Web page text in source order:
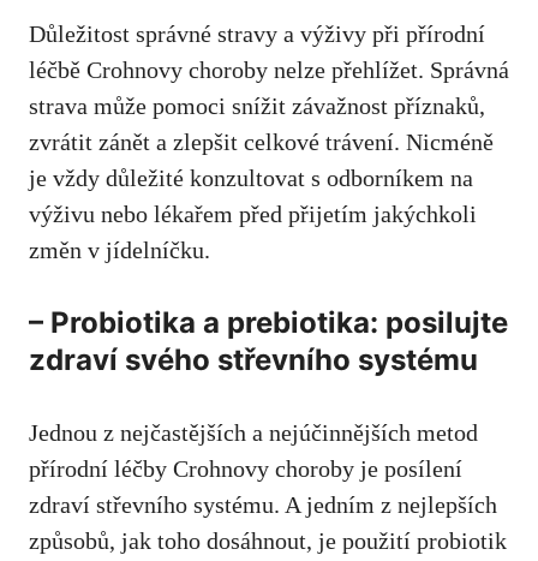
Důležitost⁢ správné⁢ stravy a výživy ⁣při přírodní
léčbě Crohnovy choroby nelze ⁤přehlížet. Správná​
strava⁣ může pomoci snížit závažnost příznaků,
zvrátit ​zánět a zlepšit celkové trávení. ⁤Nicméně
je vždy důležité‍ konzultovat s odborníkem na
‌výživu nebo lékařem před přijetím jakýchkoli
změn v⁢ jídelníčku.
– Probiotika a prebiotika: posilujte
zdraví svého střevního systému
Jednou z⁢ nejčastějších a‍ nejúčinnějších metod
přírodní léčby Crohnovy choroby ⁤je posílení
zdraví střevního⁣ systému. ‍A jedním z ‌nejlepších
způsobů, ⁢ jak toho ​dosáhnout, je ​použití probiotik​